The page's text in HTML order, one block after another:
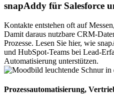
snapAddy für Salesforce
Kontakte entstehen oft auf
Damit daraus nutzbare CRM-
Prozesse. Lesen Sie hier, wie
und HubSpot-Teams bei Lead-
Automatisierung unterstützen.
Prozessautomatisierung,